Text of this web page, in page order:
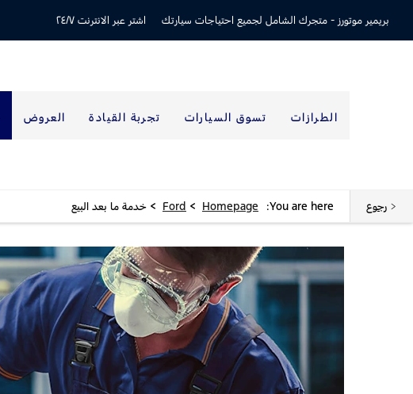
بريمير موتورز - متجرك الشامل لجميع احتياجات سيارتك اشتر عبر الانترنت ٢٤/٧
الطرازات تسوق السيارات تجربة القيادة العروض
رجوع You are here:
Homepage
>
Ford
> خدمة ما بعد البيع